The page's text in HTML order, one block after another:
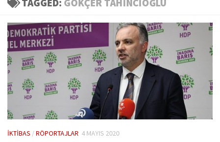
TAGGED: GÖKÇER TAHINCIOĞLU
İKTIBAS /RÖPORTAJLAR 4 MAYIS 2020